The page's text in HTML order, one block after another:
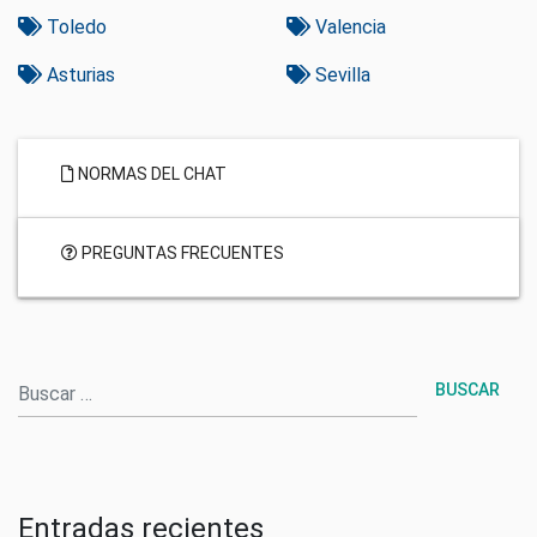
Toledo Valencia
Asturias Sevilla
NORMAS DEL CHAT
PREGUNTAS FRECUENTES
Entradas recientes